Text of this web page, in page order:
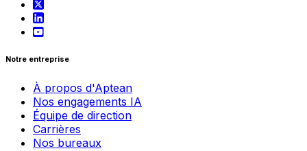
Notre entreprise
À propos d'Aptean
Nos engagements IA
Équipe de direction
Carrières
Nos bureaux